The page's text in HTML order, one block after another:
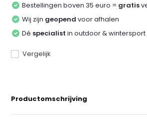
Bestellingen boven 35 euro = gratis
Wij zijn geopend voor afhalen
Dé specialist in outdoor & wintersport
Vergelijk
Productomschrijving